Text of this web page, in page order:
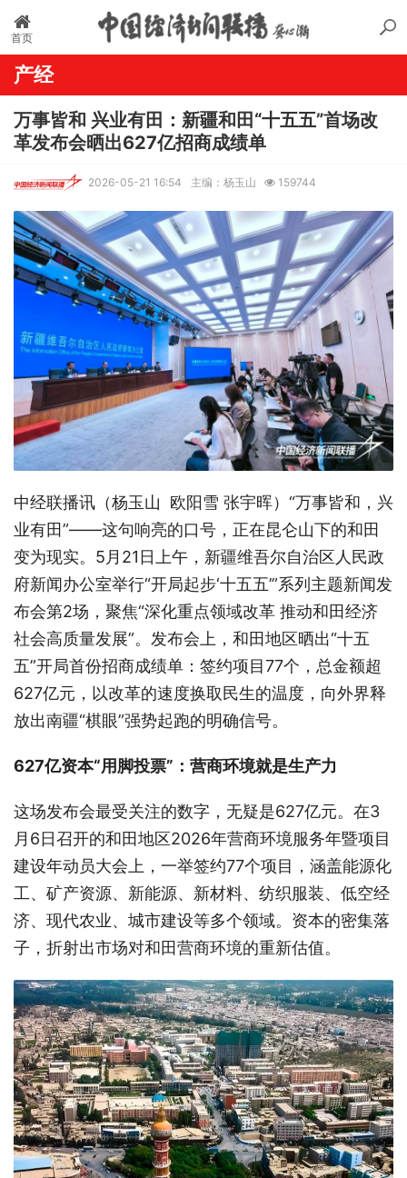
首页
产经
万事皆和 兴业有田：新疆和田“十五五”首场改
革发布会晒出627亿招商成绩单
2026-05-21 16:54 主编：杨玉山 159744
中经联播讯（杨玉山 欧阳雪 张宇晖）“万事皆和，兴
业有田”——这句响亮的口号，正在昆仑山下的和田
变为现实。5月21日上午，新疆维吾尔自治区人民政
府新闻办公室举行“开局起步‘十五五’”系列主题新闻发
布会第2场，聚焦“深化重点领域改革 推动和田经济
社会高质量发展”。发布会上，和田地区晒出“十五
五”开局首份招商成绩单：签约项目77个，总金额超
627亿元，以改革的速度换取民生的温度，向外界释
放出南疆“棋眼”强势起跑的明确信号。
627亿资本“用脚投票”：营商环境就是生产力
这场发布会最受关注的数字，无疑是627亿元。在3
月6日召开的和田地区2026年营商环境服务年暨项目
建设年动员大会上，一举签约77个项目，涵盖能源化
工、矿产资源、新能源、新材料、纺织服装、低空经
济、现代农业、城市建设等多个领域。资本的密集落
子，折射出市场对和田营商环境的重新估值。